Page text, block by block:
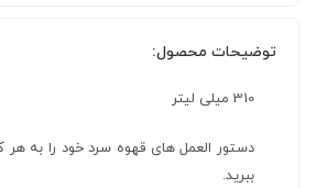
توضیحات محصول:
310 میلی لیتر
دستور العمل های قهوه سرد خود را به
ببرید.